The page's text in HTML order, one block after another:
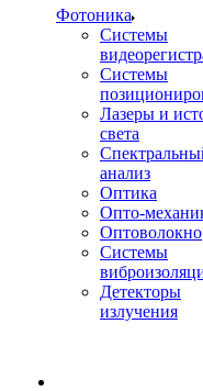
Фотоника
Cистемы
Системы
Лазеры и
света
анализ
Оптика
Опто-
Оптоволокно
Системы
Детекторы
излучения